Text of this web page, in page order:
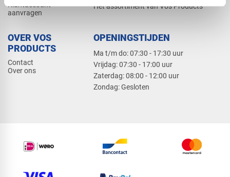
Klantaccount
aanvragen
Het assortiment van Vos Products
OVER VOS
PRODUCTS
Contact
Over ons
OPENINGSTIJDEN
Ma t/m do: 07:30 - 17:30 uur
​Vrijdag: 07:30 - 17:00 uur
​Zaterdag: 08:00 - 12:00 uur
​Zondag: Gesloten